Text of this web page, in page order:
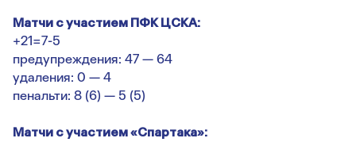
Матчи с участием ПФК ЦСКА:
+21=7-5
предупреждения: 47 — 64
удаления: 0 — 4
пенальти: 8 (6) — 5 (5)
Матчи с участием «Спартака»: